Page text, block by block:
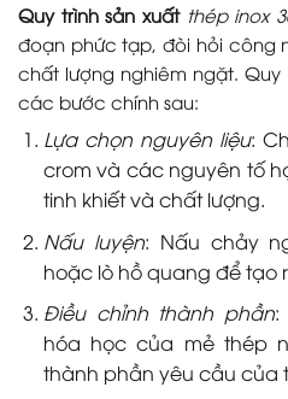
Quy trình sản xuất thép inox
đoạn phức tạp, đòi hỏi công
chất lượng nghiêm ngặt.
các bước chính sau:
Lựa chọn nguyên liệu:
crom và các nguyên tố
tinh khiết và chất lượng.
Nấu luyện: Nấu chảy
hoặc lò hồ quang để tạo
Điều chỉnh thành phần:
hóa học của mẻ thép
thành phần yêu cầu của